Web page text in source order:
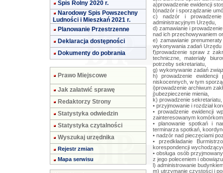
Spis Rolny 2020 r.
Narodowy Spis Powszechny
Ludności i Mieszkań 2021 r.
Planowanie Przestrzenne
Deklaracja dostępności
Dokumenty do pobrania
Prawo Miejscowe
Jak załatwić sprawę
Redaktorzy Strony
Statystyka odwiedzin
Statystyka czytalności
Wyszukaj urzędnika
Rejestr zmian
Mapa serwisu
a)prowadzenie ewidencji
b)nadzór i sporządzanie
c) nadzór i
administracyjnym Urzędu,
d) zamawianie i
nad ich przechowywaniem
e) zamawianie
wykonywania zadań Urzędu
f)prowadzenie spraw z
techniczne, materiały
potrzeby sekretariatu,
g) wykonywanie zadań
h) prowadzenie ewidencji
niskocennych, w tym
i)prowadzenie archiwum
j)ubezpieczenie mienia,
k) prowadzenie sekretariatu,
• przyjmowanie i rozdział
• prowadzenie ewidencji
zainteresowanym
• planowanie spotkań i
terminarza spotkań,
• nadzór nad pieczęciami
• przedkładanie
korespondencji
• obsługa osób
z jego poleceniem i
l) administrowanie
m) utrzymanie czystości i